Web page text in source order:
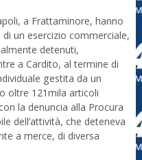
a Frattaminore, hanno
un esercizio commerciale,
detenuti,
a Cardito, al termine di
gestita da un
oltre 121mila articoli
la denuncia alla Procura
dell’attività, che deteneva
a merce, di diversa